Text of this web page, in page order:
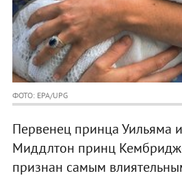
ФОТО: EPA/UPG
Первенец принца Уильяма
Миддлтон принц
признан самым